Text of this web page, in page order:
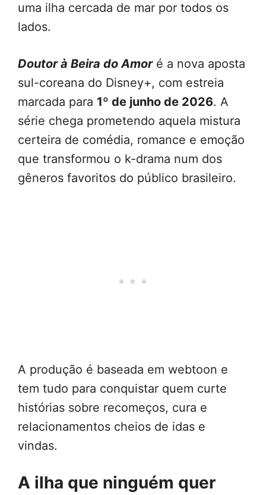
uma ilha cercada de mar por todos os
lados.
Doutor à Beira do Amoré a nova aposta
sul-coreana do Disney+, com estreia
marcada para 1º de junho de 2026. A
série chega prometendo aquela mistura
certeira de comédia, romance e emoção
que transformou o k-drama num dos
gêneros favoritos do público brasileiro.
A produção é baseada em webtoon e
tem tudo para conquistar quem curte
histórias sobre recomeços, cura e
relacionamentos cheios de idas e
vindas.
A ilha que ninguém quer